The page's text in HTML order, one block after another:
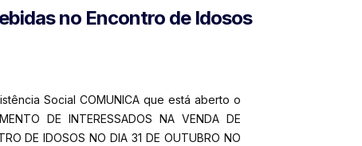
no Encontro de Idosos
Social COMUNICA que está aberto o
DE INTERESSADOS NA VENDA DE
DE IDOSOS NO DIA 31 DE OUTUBRO NO